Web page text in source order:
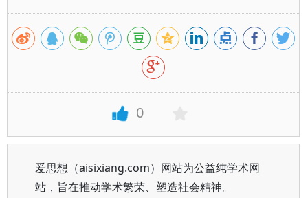
0
爱思想（aisixiang.com）网站为公益纯学术网
站，旨在推动学术繁荣、塑造社会精神。